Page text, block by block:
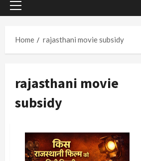
Primary
Home
rajasthani movie subsidy
rajasthani movie
subsidy